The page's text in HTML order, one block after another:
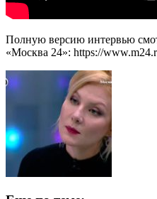
Полную версию интервью
«Москва 24»: https://